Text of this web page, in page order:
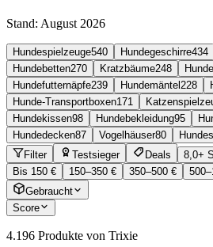
Stand: August 2026
Hundespielzeuge540 Hundegeschirre434
Hundebetten270 Kratzbäume248 Hunde
Hundefutternäpfe239 Hundemäntel 228
Hunde-Transportboxen171
Hundekissen98 Hundebekleidung95
Hundedecken87 Vogelhäuser80
Filter
Testsieger Deals 8,0+
Bis 150 €
150–350 € 350–500 €
Gebraucht
Score
4.196 Produkte von Trixie